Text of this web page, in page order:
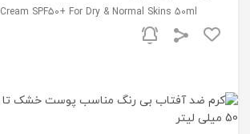
SPF50+ For Dry & Normal Skins 50ml